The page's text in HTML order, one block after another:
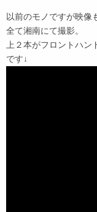
以前のモノですが映像
全て湘南にて撮影。
上２本がフロントハ
です↓